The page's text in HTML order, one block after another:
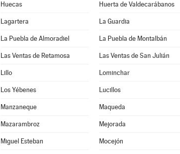
Huecas Huerta de Valdecarábanos
Lagartera La Guardia
La Puebla de Almoradiel La Puebla de Montalbán
Las Ventas de Retamosa Las Ventas de San Julián
Lillo Lominchar
Los Yébenes Lucillos
Manzaneque Maqueda
Mazarambroz Mejorada
Miguel Esteban Mocejón